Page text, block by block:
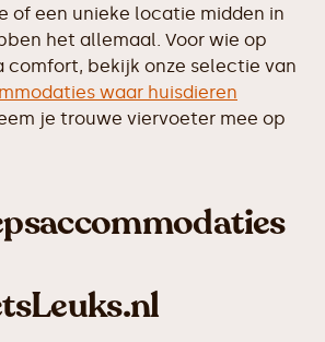
of een unieke locatie midden in
het allemaal. Voor wie op
comfort, bekijk onze selectie van
waar huisdieren
je trouwe viervoeter mee op